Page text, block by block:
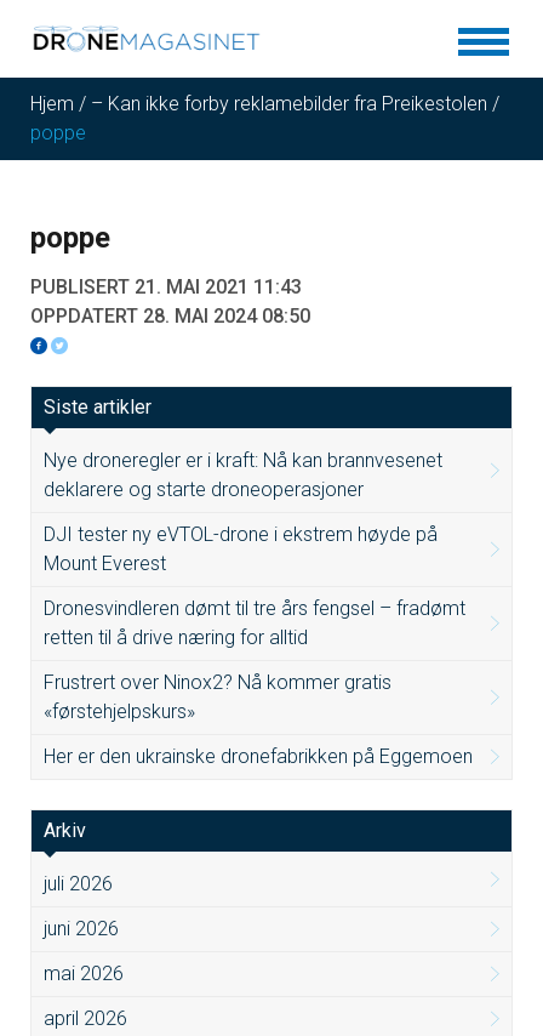
Hjem / – Kan ikke forby reklamebilder fra Preikestolen /
poppe
poppe
PUBLISERT 21. MAI 2021 11:43
OPPDATERT 28. MAI 2024 08:50
Siste artikler
Nye droneregler er i kraft: Nå kan brannvesenet
deklarere og starte droneoperasjoner
DJI tester ny eVTOL-drone i ekstrem høyde på
Mount Everest
Dronesvindleren dømt til tre års fengsel – fradømt
retten til å drive næring for alltid
Frustrert over Ninox2? Nå kommer gratis
«førstehjelpskurs»
Her er den ukrainske dronefabrikken på Eggemoen
Arkiv
juli 2026
juni 2026
mai 2026
april 2026